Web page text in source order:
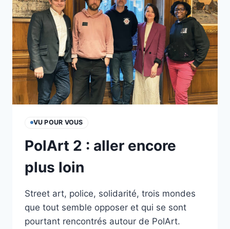
VU POUR VOUS
PolArt 2 : aller encore
plus loin
Street art, police, solidarité, trois mondes
que tout semble opposer et qui se sont
pourtant rencontrés autour de PolArt.